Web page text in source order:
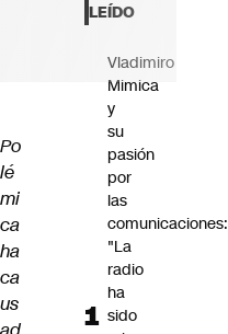
Po
lé
mi
ca
ha
ca
us
LEÍDO
Vladimiro
Mimica
y
su
pasión
por
las
comunicaciones:
"La
radio
ha
sido